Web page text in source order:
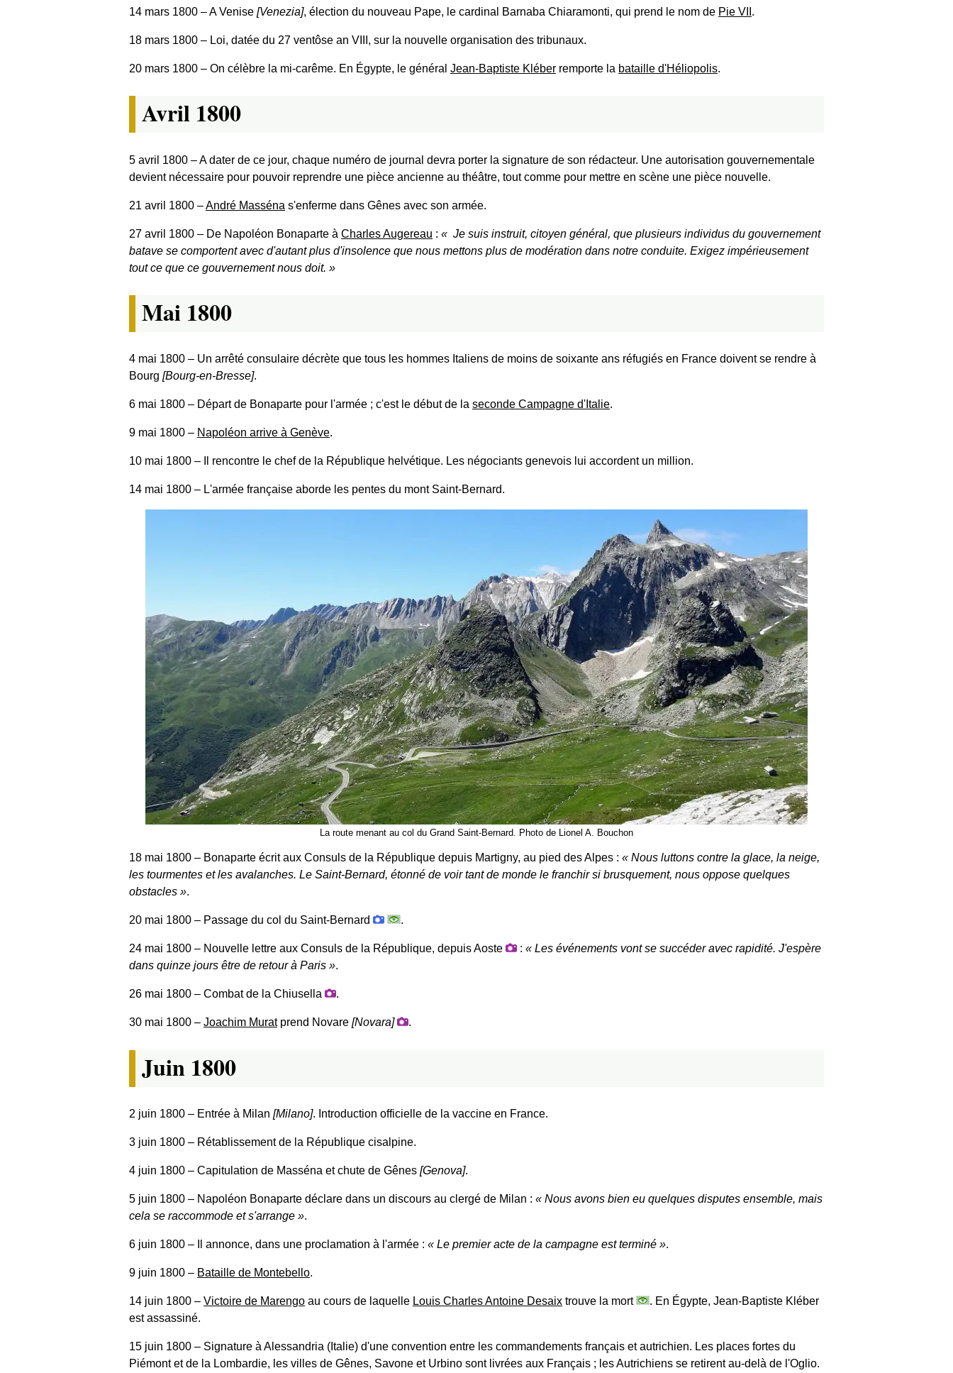
14 mars 1800 ‒ A Venise [Venezia], élection du nouveau Pape, le cardinal Barnaba Chiaramonti, qui prend le nom de Pie VII .
18 mars 1800 ‒ Loi, datée du 27 ventôse an VIII, sur la nouvelle organisation des tribunaux.
20 mars 1800 ‒ On célèbre la mi-carême. En Égypte, le général Jean-Baptiste Kléber remporte la bataille d'Héliopolis.
Avril 1800
5 avril 1800 ‒ A dater de ce jour, chaque numéro de journal devra porter la signature de son rédacteur. Une autorisation gouvernementale
devient nécessaire pour pouvoir reprendre une pièce ancienne au théâtre, tout comme pour mettre en scène une pièce nouvelle.
21 avril 1800 ‒André Masséna s'enferme dans Gênes avec son armée.
27 avril 1800 ‒ De Napoléon Bonaparte à Charles Augereau :
Je suis instruit, citoyen général, que plusieurs individus du gouvernement
batave se comportent avec d'autant plus d'insolence que nous mettons plus de modération dans notre conduite. Exigez impérieusement
tout ce que ce gouvernement nous doit.
Mai 1800
4 mai 1800 ‒ Un arrêté consulaire décrète que tous les hommes Italiens de moins de soixante ans réfugiés en France doivent se rendre à
Bourg [Bourg-en-Bresse].
6 mai 1800 ‒ Départ de Bonaparte pour l'armée ; c'est le début de la seconde Campagne d'Italie.
9 mai 1800 ‒ Napoléon arrive à Genève.
10 mai 1800 ‒ Il rencontre le chef de la République helvétique. Les négociants genevois lui accordent un million.
14 mai 1800 ‒ L'armée française aborde les pentes du mont Saint-Bernard.
La route menant au col du Grand Saint-Bernard. Photo de Lionel A. Bouchon
18 mai 1800 ‒ Bonaparte écrit aux Consuls de la République depuis Martigny, au pied des Alpes :
Nous luttons contre la glace, la neige,
les tourmentes et les avalanches. Le Saint-Bernard, étonné de voir tant de monde le franchir si brusquement, nous oppose quelques
obstacles
.
20 mai 1800 ‒ Passage du col du Saint-Bernard .
24 mai 1800 ‒ Nouvelle lettre aux Consuls de la République, depuis Aoste :
Les événements vont se succéder avec rapidité. J'espère
dans quinze jours être de retour à Paris
.
26 mai 1800 ‒ Combat de la Chiusella .
30 mai 1800 ‒ Joachim Muratprend Novare [Novara] .
Juin 1800
2 juin 1800 ‒ Entrée à Milan [Milano]. Introduction officielle de la vaccine en France.
3 juin 1800 ‒ Rétablissement de la République cisalpine.
4 juin 1800 ‒ Capitulation de Masséna et chute de Gênes [Genova].
5 juin 1800 ‒ Napoléon Bonaparte déclare dans un discours au clergé de Milan :
Nous avons bien eu quelques disputes ensemble, mais
cela se raccommode et s'arrange
.
6 juin 1800 ‒ Il annonce, dans une proclamation à l'armée : Le premier acte de la campagne est terminé .
9 juin 1800 ‒ Bataille de Montebello.
14 juin 1800 ‒ Victoire de Marengo au cours de laquelle Louis Charles Antoine Desaix trouve la mort
. En Égypte, Jean-Baptiste Kléber
est assassiné.
15 juin 1800 ‒ Signature à Alessandria (Italie) d'une convention entre les commandements français et autrichien. Les places fortes du
Piémont et de la Lombardie, les villes de Gênes, Savone et Urbino sont livrées aux Français ; les Autrichiens se retirent au-delà de l'Oglio.